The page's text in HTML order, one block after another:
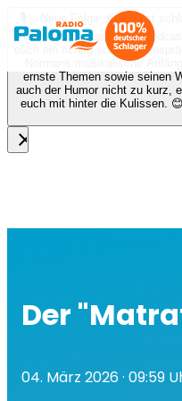
🎙️✨ Neue Folge „Keiner ist
bei Nora zu Gast beim
euch ein richtig schönes
Normans musikalische
ernste Themen sowie seinen
auch der Humor nicht zu kurz,
euch mit hinter die Kulissen.
close
Der
04. März 2026· 09:59